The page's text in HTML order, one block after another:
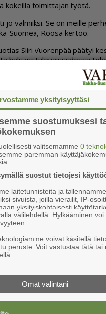
ko­keil­la toi­mit­ta­jan työ­tä.
jo val­miik­si. Se on meil­le
Suo­mea, Roo­sa ker­too.
Sii­ri Vuo­ren­pää pää­tyi
ha­lu­ai­si tu­le­vai­suu­des­sa
lu­ke­maan jour­na­lis­mia.
Vak­ka-Suo­mi et­sii
men­nyt ohi, kos­ka
bon­gan­nut.
yli­o­pis­to­vaih­dos­sa
ker­taus­har­joi­tuk­sis­sa
oli lu­ki­on en­sim­mäi­sen
kans­sa. Kir­joi­tan osan
vii­kon ko­ke­muk­sen
pää­see ta­paa­maan
nä­ke­mään
eh­ti­nyt yl­lät­tyä sii­tä, mi­ten
yksityisyyttäsi
suostumuksesi
valitsemamme 0
paremman
suostut tietojesi
laitetunnisteita ja
sivuista, joilla vierailit, IP-
yksityiskohtaisesti
välilehdellä. Hylkääminen
voivat käsitellä
peruste. Voit vastustaa tätä
Omat valintani